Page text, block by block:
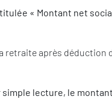
« Montant net
après déduction
lecture, le